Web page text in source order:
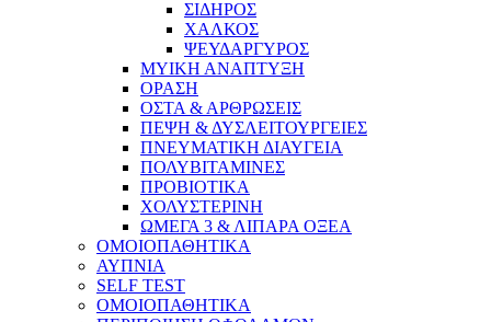
ΣΙΔΗΡΟΣ
ΧΑΛΚΟΣ
ΨΕΥΔΑΡΓΥΡΟΣ
ΜΥΙΚΗ ΑΝΑΠΤΥΞΗ
ΟΡΑΣΗ
ΟΣΤΑ & ΑΡΘΡΩΣΕΙΣ
ΠΕΨΗ & ΔΥΣΛΕΙΤΟΥΡΓΕΙΕΣ
ΠΝΕΥΜΑΤΙΚΗ ΔΙΑΥΓΕΙΑ
ΠΟΛΥΒΙΤΑΜΙΝΕΣ
ΠΡΟΒΙΟΤΙΚΑ
ΧΟΛΥΣΤΕΡΙΝΗ
ΩΜΕΓΑ 3 & ΛΙΠΑΡΑ ΟΞΕΑ
ΟΜΟΙΟΠΑΘΗΤΙΚΑ
ΑΥΠΝΙΑ
SELF TEST
ΟΜΟΙΟΠΑΘΗΤΙΚΑ